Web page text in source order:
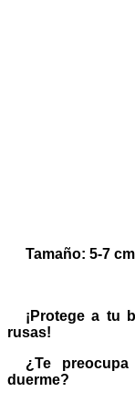
Tamaño: 5-7 cm
¡Protege a tu
rusas!
¿Te
duerme?